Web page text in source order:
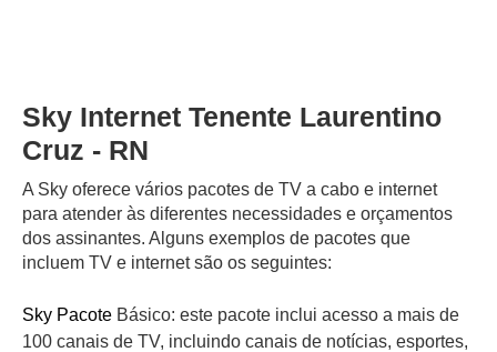
Sky Internet Tenente Laurentino
Cruz - RN
A Sky oferece vários pacotes de TV a cabo e internet
para atender às diferentes necessidades e orçamentos
dos assinantes. Alguns exemplos de pacotes que
incluem TV e internet são os seguintes:
Sky Pacote Básico: este pacote inclui acesso a mais de
100 canais de TV, incluindo canais de notícias, esportes,